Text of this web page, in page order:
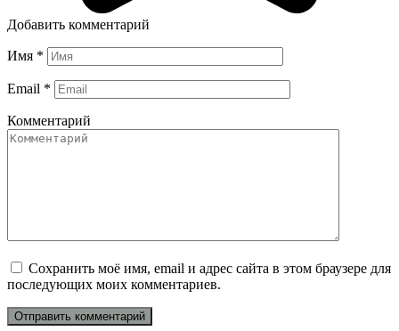
Добавить комментарий
Имя *
Email *
Комментарий
Сохранить моё имя, email и адрес сайта в этом браузере для
последующих моих комментариев.